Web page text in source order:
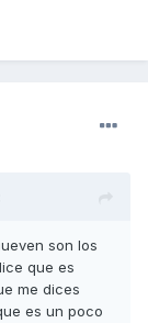
son los
que es
me dices
es un poco